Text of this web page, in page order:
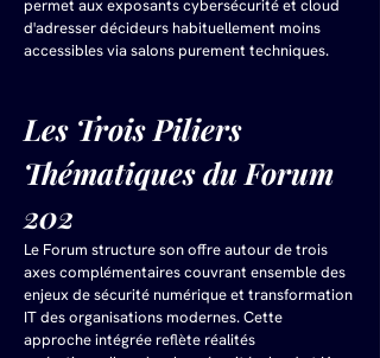
permet aux exposants cybersécurité et cloud
d'adresser décideurs habituellement moins
accessibles via salons purement techniques.
Les Trois Piliers
Thématiques du Forum
202
Le Forum structure son offre autour de trois
axes complémentaires couvrant ensemble des
enjeux de sécurité numérique et transformation
IT des organisations modernes. Cette
approche intégrée reflète réalités